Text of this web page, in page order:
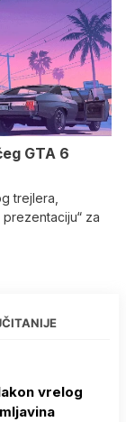
GTA 6
trejlera,
za
vrelog